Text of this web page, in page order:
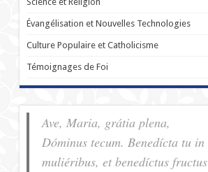
Évangélisation et Nouvelles Technologies
Culture Populaire et Catholicisme
Témoignages de Foi
Ave, Maria, grátia plena,
Dóminus tecum. Benedícta tu in
muliéribus, et benedíctus fructus